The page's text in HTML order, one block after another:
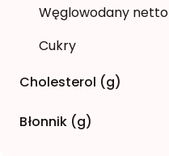
Węglowodany netto
Cukry
Cholesterol (g)
Błonnik (g)